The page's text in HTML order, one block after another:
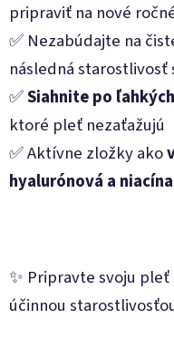
pripraviť na nové
✅ Nezabúdajte na
následná
✅Siahnite po
ktoré pleť nezaťažujú
✅ Aktívne zložky ako
hyalurónová a
✨ Pripravte svoju
účinnou